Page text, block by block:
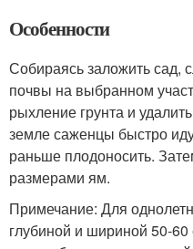
Особенности
Собираясь заложить сад,
почвы на выбранном
рыхление грунта и
земле саженцы быстро
раньше плодоносить.
размерами ям.
Примечание: Для
глубиной и шириной 50-60